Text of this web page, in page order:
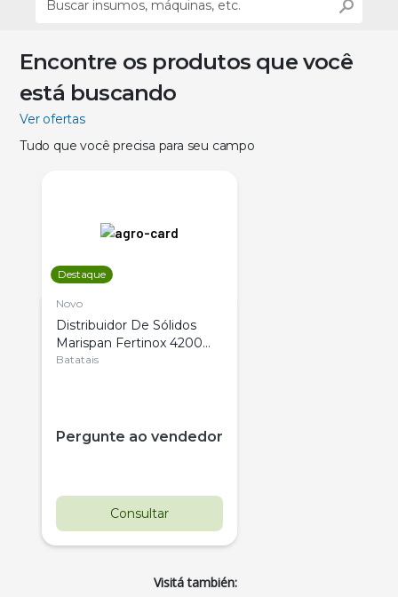
Encontre os produtos que você
está buscando
Ver ofertas
Tudo que você precisa para seu campo
Destaque
Novo
Distribuidor De Sólidos
Marispan Fertinox 4200
Citrus
Batatais
Pergunte ao vendedor
Consultar
Visitá también: